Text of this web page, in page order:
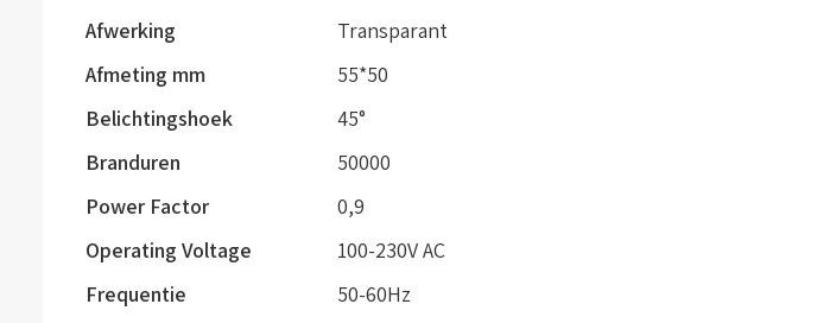
Afwerking
Transparant
Afmeting mm
55*50
Belichtingshoek
45°
Branduren
50000
Power Factor
0,9
Operating Voltage
100-230V AC
Frequentie
50-60Hz